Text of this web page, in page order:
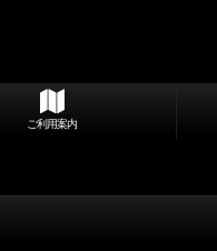
ご利用案内